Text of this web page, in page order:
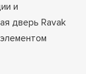
и
дверь Ravak